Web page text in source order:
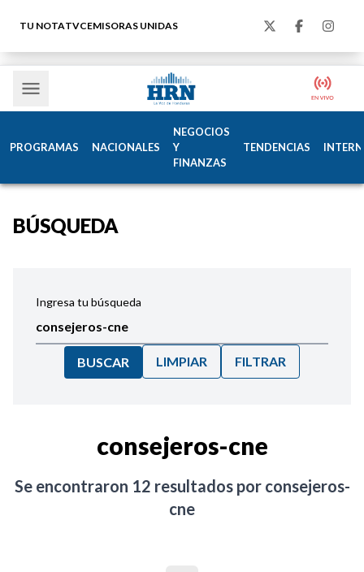
TU NOTATVCEMISORAS UNIDAS
PROGRAMAS NACIONALES
NEGOCIOS
Y
FINANZAS
TENDENCIAS
BÚSQUEDA
Ingresa tu búsqueda
BUSCAR LIMPIAR FILTRAR
consejeros-cne
Se encontraron 12 resultados por consejeros-
cne